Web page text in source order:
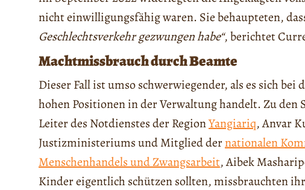
nicht einwilligungsfähig waren. Sie behaupteten,
Geschlechtsverkehr gezwungen habe“, berichtet
Machtmissbrauch durch Beamte
Dieser Fall ist umso schwerwiegender, als es sich
hohen Positionen in der Verwaltung handelt. Zu den
Leiter des Notdienstes der RegionYangiariq, Anvar
Justizministeriums und Mitglied dernationalen
Menschenhandels und Zwangsarbeit, Aibek
Kinder eigentlich schützen sollten, missbrauchten